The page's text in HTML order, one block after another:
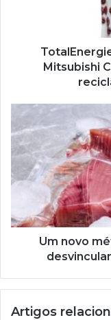
recicláveis
barreira
Mitsubishi
novo
método
para
reciclar
o
desvinculando
Um novo
Artigos